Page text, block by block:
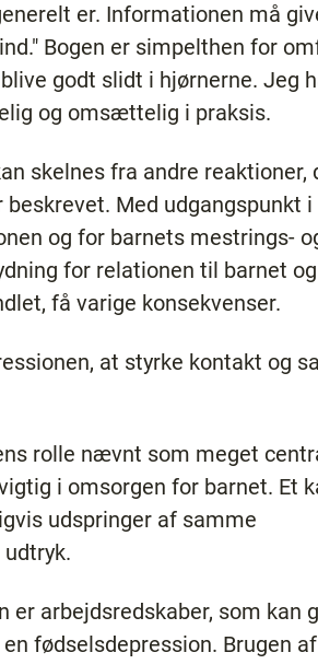
er. Informationen må
Bogen er simpelthen for
godt slidt i hjørnerne. Jeg
og omsættelig i praksis.
skelnes fra andre reaktioner,
Med udgangspunkt i
og for barnets mestrings-
for relationen til barnet
få varige konsekvenser.
at styrke kontakt og
rolle nævnt som meget
i omsorgen for barnet. Et
udspringer af samme
arbejdsredskaber, som kan
fødselsdepression. Brugen